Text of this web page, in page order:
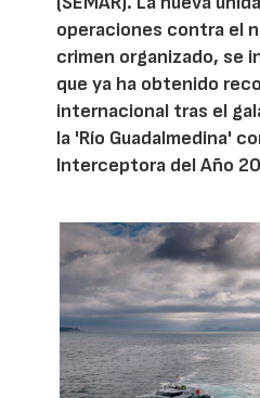
operaciones contra el
crimen organizado, se
que ya ha obtenido
internacional tras el
la 'Río Guadalmedina'
Interceptora del Año